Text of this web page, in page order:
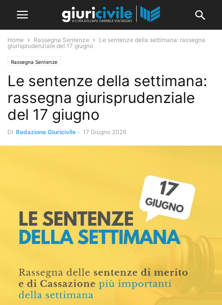
Home Rassegna Sentenze
Le sentenze della settimana: rassegna
giurisprudenziale del 17 giugno
Rassegna Sentenze
Le sentenze della settimana:
rassegna giurisprudenziale
del 17 giugno
Di Redazione Giuricivile - 17 Giugno 2026